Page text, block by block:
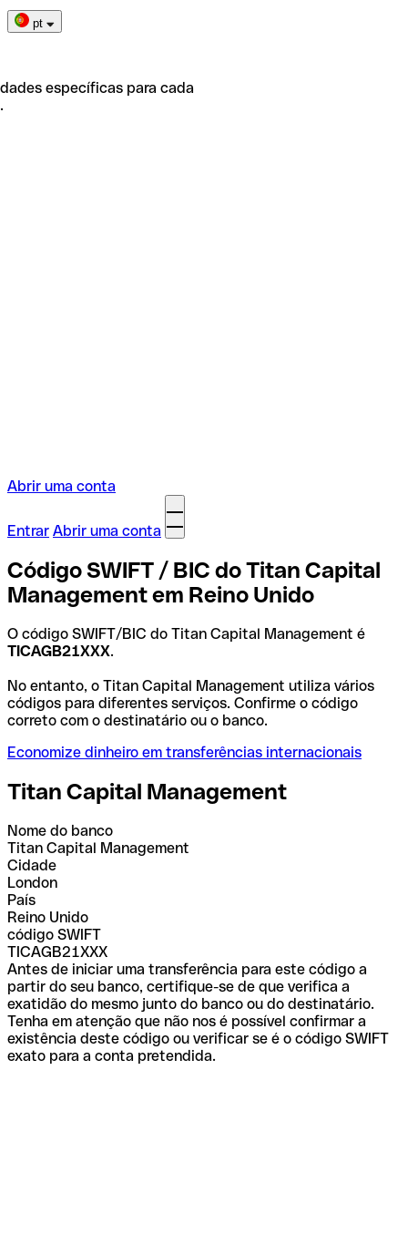
pt
específicas para cada
Abrir uma conta
Entrar Abrir uma conta
Código SWIFT / BIC do Titan Capital
Management em Reino Unido
O código SWIFT/BIC do Titan Capital Management é
TICAGB21XXX.
No entanto, o Titan Capital Management utiliza vários
códigos para diferentes serviços. Confirme o código
correto com o destinatário ou o banco.
Economize dinheiro em transferências internacionais
Titan Capital Management
Nome do banco
Titan Capital Management
Cidade
London
País
Reino Unido
código SWIFT
TICAGB21XXX
Antes de iniciar uma transferência para este código a
partir do seu banco, certifique-se de que verifica a
exatidão do mesmo junto do banco ou do destinatário.
Tenha em atenção que não nos é possível confirmar a
existência deste código ou verificar se é o código SWIFT
exato para a conta pretendida.